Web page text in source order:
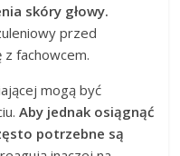
skóry głowy.
przed
fachowcem.
mogą być
Aby jednak osiągnąć
potrzebne są